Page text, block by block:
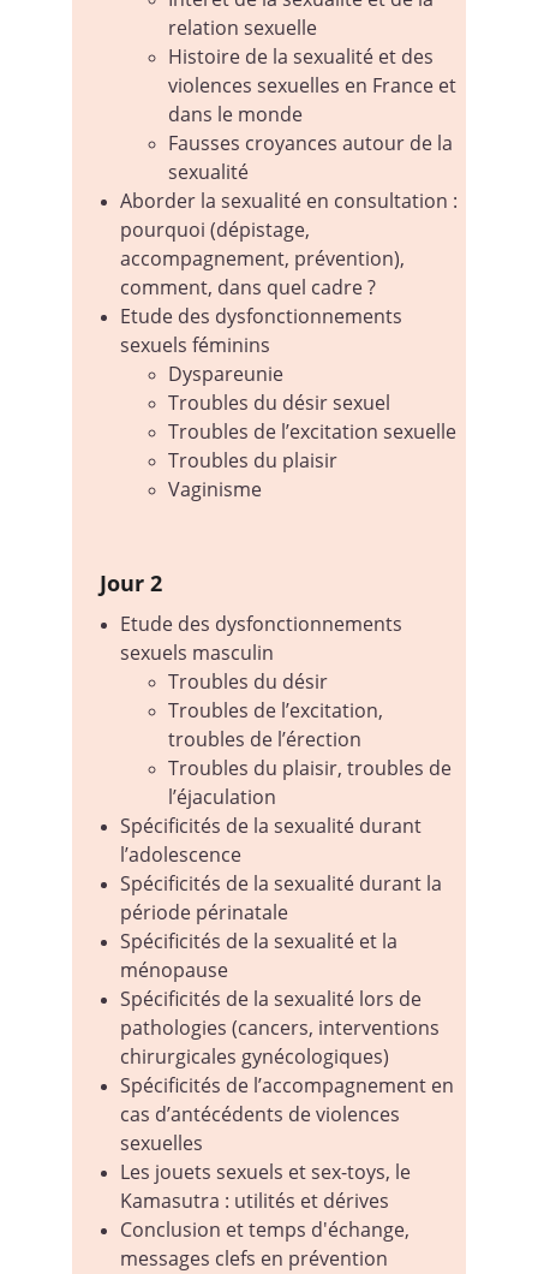
relation sexuelle
Histoire de la sexualité et des
violences sexuelles en France et
dans le monde
Fausses croyances autour de la
sexualité
Aborder la sexualité en consultation :
pourquoi (dépistage,
accompagnement, prévention),
comment, dans quel cadre ?
Etude des dysfonctionnements
sexuels féminins
Dyspareunie
Troubles du désir sexuel
Troubles de l’excitation sexuelle
Troubles du plaisir
Vaginisme
Jour 2
Etude des dysfonctionnements
sexuels masculin
Troubles du désir
Troubles de l’excitation,
troubles de l’érection
Troubles du plaisir, troubles de
l’éjaculation
Spécificités de la sexualité durant
l’adolescence
Spécificités de la sexualité durant la
période périnatale
Spécificités de la sexualité et la
ménopause
Spécificités de la sexualité lors de
pathologies (cancers, interventions
chirurgicales gynécologiques)
Spécificités de l’accompagnement en
cas d’antécédents de violences
sexuelles
Les jouets sexuels et sex-toys, le
Kamasutra : utilités et dérives
Conclusion et temps d'échange,
messages clefs en prévention